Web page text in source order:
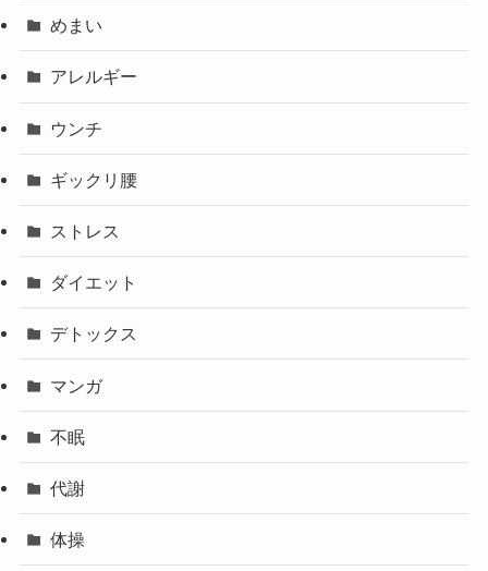
めまい
アレルギー
ウンチ
ギックリ腰
ストレス
ダイエット
デトックス
マンガ
不眠
代謝
体操